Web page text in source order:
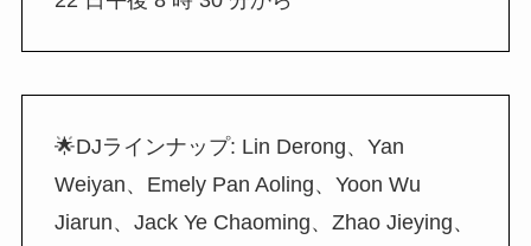
🌟DJラインナップ: Lin Derong、Yan
Weiyan、Emely Pan Aoling、Yoon Wu
Jiarun、Jack Ye Chaoming、Zhao Jieying、